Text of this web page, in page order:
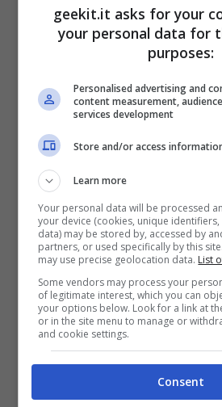
vari eventi, tra cui un live
direttore diWarhaven,
condividerà il processo di
la roadmap futura.
lingue, tra cui coreano,
spagnolo, portoghese,
gratuitamente per tutta la
Next Fest (19-26 giugno).
Nexon si sta preparando per
accesso anticipato entro la
suo gioco PvP multiplayer di
massa, Warhaven,
fantastico di Herarth, dove
come spade e lance sono
campo di battaglia. Il gioco
geekit.it asks for your
your personal data for
purposes:
Personalised advertising and
content measurement,
services development
Store and/or access
Learn more
Your personal data will be processed
your device (cookies, unique
data) may be stored by, accessed by
partners, or used specifically by this
may use precise geolocation data. List
Some vendors may process your
of legitimate interest, which you can
your options below. Look for a link at
or in the site menu to manage or
and cookie settings.
Consent